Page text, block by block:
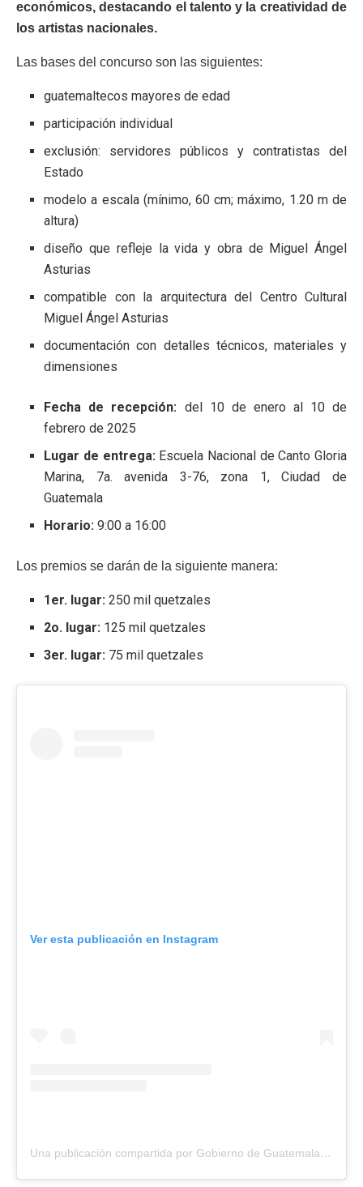
económicos, destacando el talento y la creatividad de
los artistas nacionales.
Las bases del concurso son las siguientes:
guatemaltecos mayores de edad
participación individual
exclusión: servidores públicos y contratistas del
Estado
modelo a escala (mínimo, 60 cm; máximo, 1.20 m de
altura)
diseño que refleje la vida y obra de Miguel Ángel
Asturias
compatible con la arquitectura del Centro Cultural
Miguel Ángel Asturias
documentación con detalles técnicos, materiales y
dimensiones
Fecha de recepción: del 10 de enero al 10 de
febrero de 2025
Lugar de entrega:Escuela Nacional de Canto Gloria
Marina, 7a. avenida 3-76, zona 1, Ciudad de
Guatemala
Horario: 9:00 a 16:00
Los premios se darán de la siguiente manera:
1er. lugar: 250 mil quetzales
2o. lugar: 125 mil quetzales
3er. lugar: 75 mil quetzales
Ver esta publicación en Instagram
Una publicación compartida por Gobierno de Guatemala (@guatemalagob)